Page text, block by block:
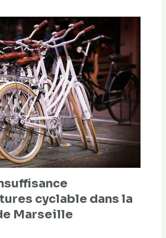
cyclable dans la
Marseille